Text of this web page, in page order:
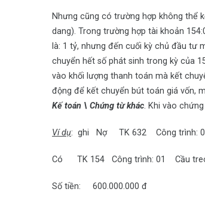
Nhưng cũng có trường hợp không thể
dang). Trong trường hợp tài khoản
là: 1 tỷ, nhưng đến cuối kỳ chủ đầu tư
chuyển hết số phát sinh trong kỳ của
vào khối lượng thanh toán mà kết
động để kết chuyển bút toán giá vốn,
Kế toán \ Chứng từ khác. Khi vào
Ví dụ: ghi Nợ TK 632 Công trình:
Có TK 154 Công trình: 01 Cầu
Số tiền: 600.000.000 đ